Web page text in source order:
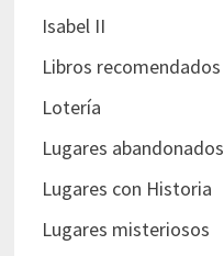
Isabel II
Libros recomendados
Lotería
Lugares abandonados
Lugares con Historia
Lugares misteriosos